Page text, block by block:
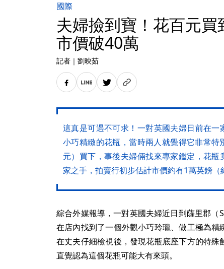
國際
夫婦撿到寶！花百元
市價破40萬
記者 ｜ 劉映茹
這真是可遇不可求！一對英國夫婦日前在
小巧精緻的花瓶，當時兩人就覺得它非常
元）買下，事後夫婦倆找來專家鑑定，花
家之手，拍賣行初步估計市價約有1萬英鎊（
綜合外媒報導，一對英國夫婦近日到薩里郡
在店內找到了一個外觀小巧玲瓏、做工極為
在丈夫仔細檢視後，發現花瓶底座下方的特
直覺認為這個花瓶可能大有來頭。